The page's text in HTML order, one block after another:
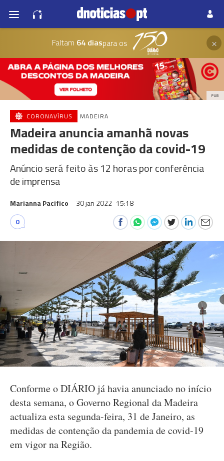
Faltam 64 diaspara os ×
PUB
CORONAVÍRUS MADEIRA
Madeira anuncia amanhã novas
medidas de contenção da covid-19
Anúncio será feito às 12 horas por conferência
de imprensa
Marianna Pacifico 30 jan 2022 15:18
0
Conforme o DIÁRIO já havia anunciado no início
desta semana, o Governo Regional da Madeira
actualiza esta segunda-feira, 31 de Janeiro, as
medidas de contenção da pandemia de covid-19
em vigor na Região.